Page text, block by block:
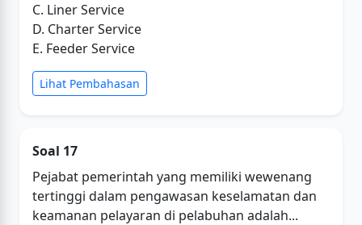
C. Liner Service
D. Charter Service
E. Feeder Service
Lihat Pembahasan
Soal 17
Pejabat pemerintah yang memiliki wewenang
tertinggi dalam pengawasan keselamatan dan
keamanan pelayaran di pelabuhan adalah...